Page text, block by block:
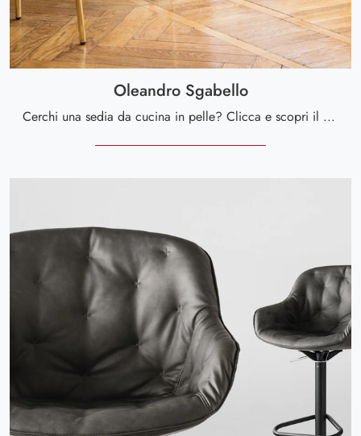
Oleandro Sgabello
Cerchi una sedia da cucina in pelle? Clicca e scopri il modello Oleandro Sgabello di Calligaris per ultimare i tuoi interni ottimamente.